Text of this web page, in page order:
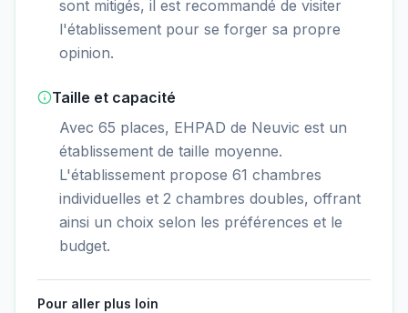
sont mitigés, il est recommandé de visiter
l'établissement pour se forger sa propre
opinion.
Taille et capacité
Avec 65 places, EHPAD de Neuvic est un
établissement de taille moyenne.
L'établissement propose 61 chambres
individuelles et 2 chambres doubles, offrant
ainsi un choix selon les préférences et le
budget.
Pour aller plus loin